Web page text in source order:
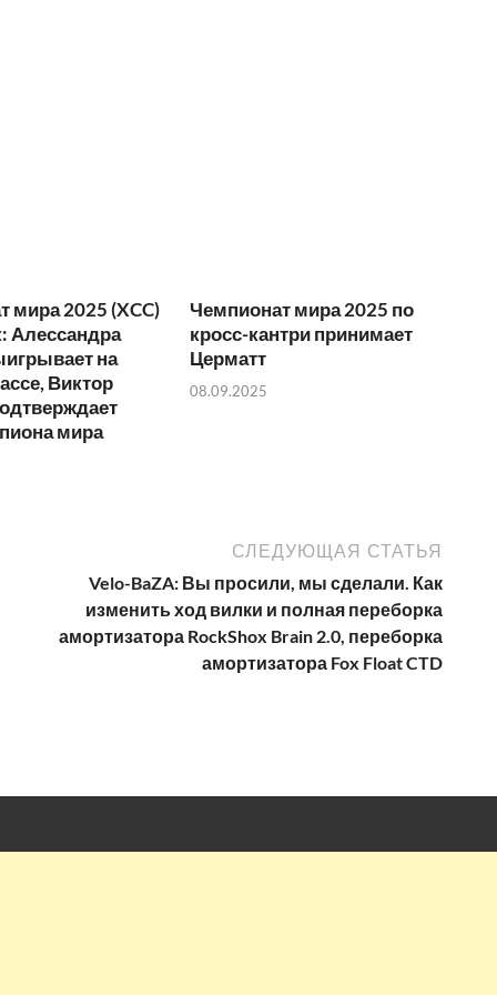
мира 2025 (XCC)
Алессандра
на
Виктор
мира
Чемпионат мира 2025 по
кросс-кантри принимает
Церматт
08.09.2025
СЛЕДУЮЩАЯ СТАТЬЯ
Velo-BaZA: Вы просили, мы сделали. Как
изменить ход вилки и полная переборка
амортизатора RockShox Brain 2.0, переборка
амортизатора Fox Float CTD